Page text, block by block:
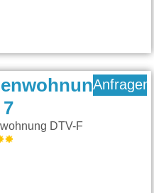
7
DTV-F
Anfragen